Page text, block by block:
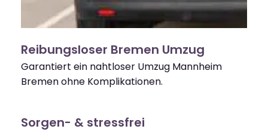
Reibungsloser Bremen Umzug
Garantiert ein nahtloser Umzug Mannheim
Bremen ohne Komplikationen.
Sorgen- & stressfrei